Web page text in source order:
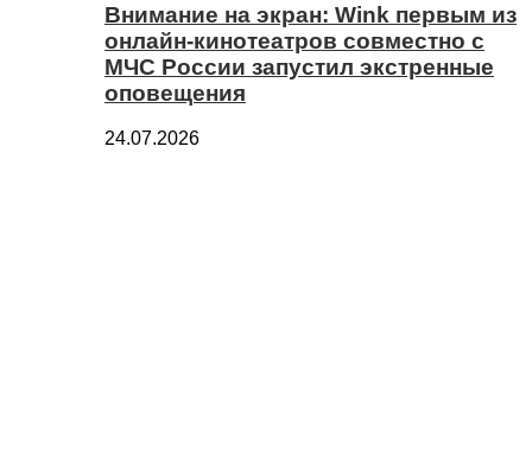
Внимание на экран: Wink первым из
онлайн-кинотеатров совместно с
МЧС России запустил экстренные
оповещения
24.07.2026